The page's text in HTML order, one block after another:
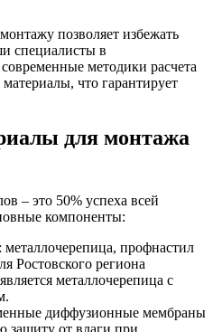
позволяет избежать
специалисты в
методики расчета
что гарантирует
для монтажа
– это 50% успеха всей
компоненты:
: металлочерепица, профнастил
Ростовского региона
металлочерепица с
диффузионные мембраны
защиту от влаги при